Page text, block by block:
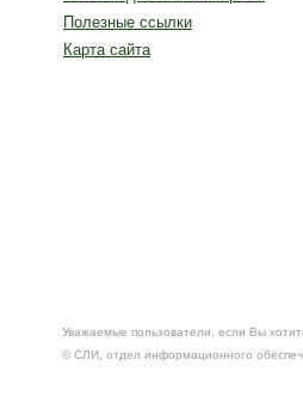
Полезные ссылки
Карта сайта
Уважаемые пользователи, если Вы
© CЛИ, отдел информационного